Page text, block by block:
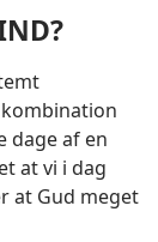
dage af en
at vi i dag
at Gud meget